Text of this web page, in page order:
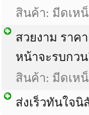
สินค้า: มีดเห
สวยงาม ราค
หน้าจะรบกว
สินค้า: มีดเห
ส่งเร็วทันใจนิ